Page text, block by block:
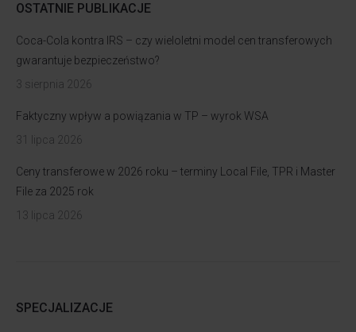
OSTATNIE PUBLIKACJE
Coca-Cola kontra IRS – czy wieloletni model cen transferowych
gwarantuje bezpieczeństwo?
3 sierpnia 2026
Faktyczny wpływ a powiązania w TP – wyrok WSA
31 lipca 2026
Ceny transferowe w 2026 roku – terminy Local File, TPR i Master
File za 2025 rok
13 lipca 2026
SPECJALIZACJE